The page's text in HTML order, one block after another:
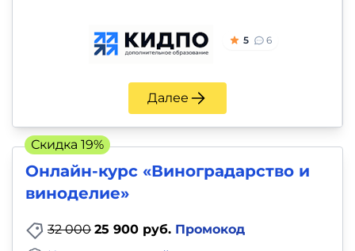
5 6
Далее
Онлайн-курс «Виноградарство и
виноделие»
32 000 25 900 руб. Промокод
Скидка 19%